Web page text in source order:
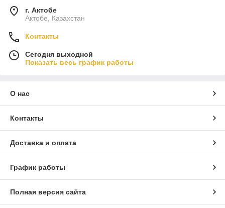
г. Актобе
Актобе, Казахстан
Контакты
Сегодня выходной
Показать весь график работы
О нас
Контакты
Доставка и оплата
График работы
Полная версия сайта